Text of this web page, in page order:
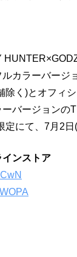
ルカラーバー
く)とオフィ
バージョン
定にて、7月2日
ンストア